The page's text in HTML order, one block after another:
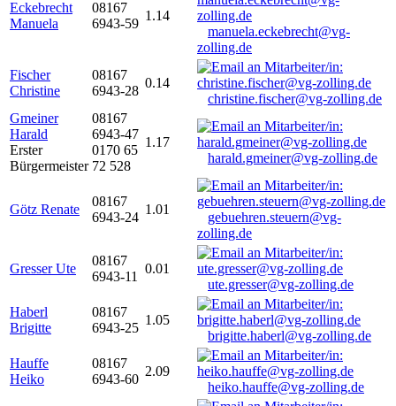
Eckebrecht
Manuela
08167
6943-59
1.14
manuela.eckebrecht@vg-
zolling.de
Fischer
Christine
08167
6943-28
0.14
christine.fischer@vg-zolling.de
Gmeiner
Harald
Erster
Bürgermeister
08167
6943-47
0170 65
72 528
1.17
harald.gmeiner@vg-zolling.de
Götz Renate
08167
6943-24
1.01
gebuehren.steuern@vg-
zolling.de
Gresser Ute
08167
6943-11
0.01
ute.gresser@vg-zolling.de
Haberl
Brigitte
08167
6943-25
1.05
brigitte.haberl@vg-zolling.de
Hauffe
Heiko
08167
6943-60
2.09
heiko.hauffe@vg-zolling.de